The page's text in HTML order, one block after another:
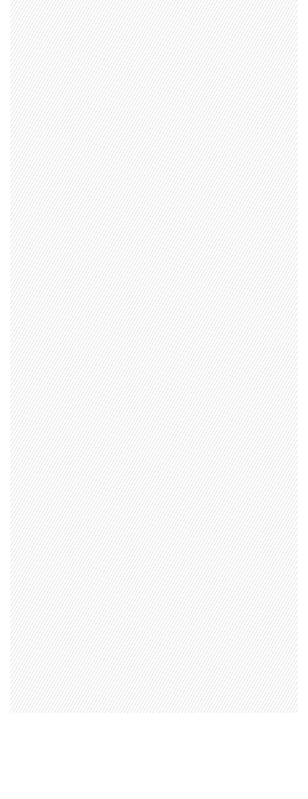
1997 — 2026
© PRISA MEDIA CORP SPA.
Producción musical Cadena Ser, España 2026.
CONTACTO COMERCIAL
Aviso legal
Política de privacidad|Política de Cookies
Configuración de Cookies
Valores Pautas publicitarias Presidenciales 2025